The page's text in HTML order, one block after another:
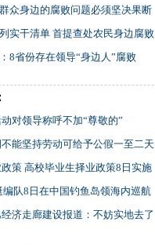
众身边的腐败问题必须坚决果断
实干清单 首提查处农民身边腐败
8省份存在领导“身边人”腐败
对领导称呼不加“尊敬的”
能坚持劳动可给予公假一至二天
策 高校毕业生择业政策8日实施
队8日在中国钓鱼岛领海内巡航
济走廊建设报道：不妨实地去了